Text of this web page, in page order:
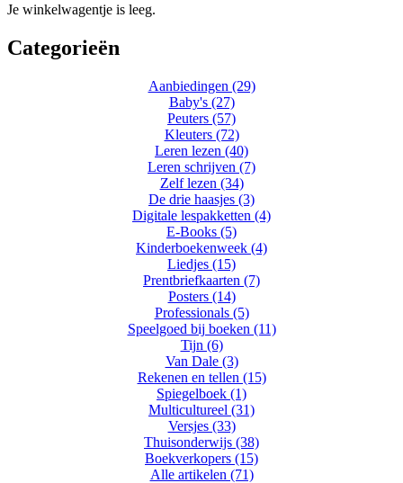
Je winkelwagentje is leeg.
Categorieën
Aanbiedingen (29)
Baby's (27)
Peuters (57)
Kleuters (72)
Leren lezen (40)
Leren schrijven (7)
Zelf lezen (34)
De drie haasjes (3)
Digitale lespakketten (4)
E-Books (5)
Kinderboekenweek (4)
Liedjes (15)
Prentbriefkaarten (7)
Posters (14)
Professionals (5)
Speelgoed bij boeken (11)
Tijn (6)
Van Dale (3)
Rekenen en tellen (15)
Spiegelboek (1)
Multicultureel (31)
Versjes (33)
Thuisonderwijs (38)
Boekverkopers (15)
Alle artikelen (71)